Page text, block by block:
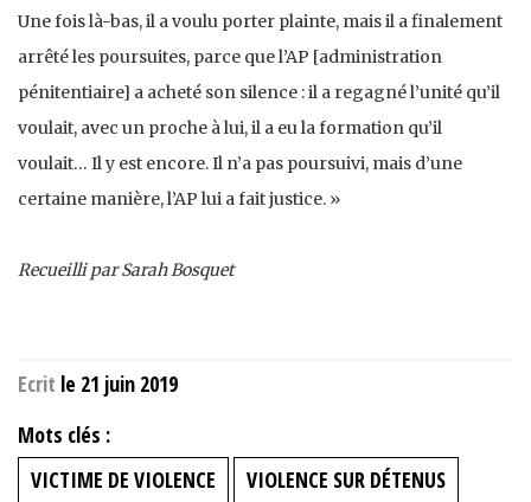
Une fois là-bas, il a voulu porter plainte, mais il a finalement
arrêté les pour­suites, parce que l’AP [administration
pénitentiaire] a acheté son silence : il a regagné l’unité qu’il
voulait, avec un proche à lui, il a eu la formation qu’il
voulait… Il y est encore. Il n’a pas poursuivi, mais d’une
certaine manière, l’AP lui a fait justice. »
Recueilli par Sarah Bosquet
Ecrit le 21 juin 2019
Mots clés :
VICTIME DE VIOLENCE
VIOLENCE SUR DÉTENUS